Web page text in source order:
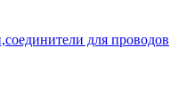
для проводов